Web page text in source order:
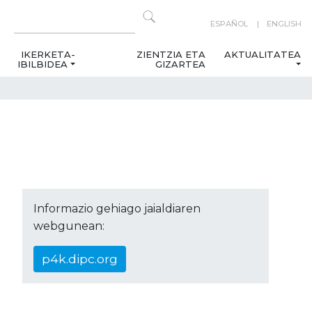
ESPAÑOL ENGLISH
IKERKETA-
IBILBIDEA
ZIENTZIA ETA
GIZARTEA
AKTUALITATEA
Informazio gehiago jaialdiaren
webgunean:
p4k.dipc.org